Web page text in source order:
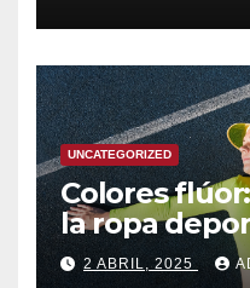
UNCATEGORIZED
Colores
la ropa
2 ABRIL, 2025